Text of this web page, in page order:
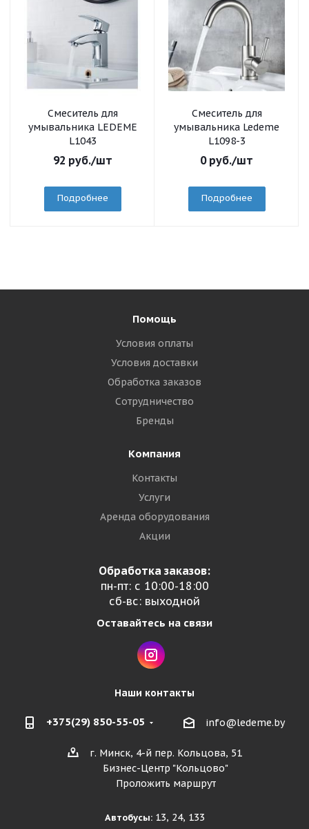
Смеситель для
умывальника LEDEME
L1043
92 руб./шт
Подробнее
Смеситель для
умывальника Ledeme
L1098-3
0руб./шт
Подробнее
Помощь
Условия оплаты
Условия доставки
Обработка заказов
Сотрудничество
Бренды
Компания
Контакты
Услуги
Аренда оборудования
Акции
Обработка заказов:
пн-пт: с 10:00-18:00
сб-вс: выходной
Оставайтесь на связи
Наши контакты
+375(29) 850-55-05 info@ledeme.by
г. Минск, 4-й пер. Кольцова, 51
Бизнес-Центр "Кольцово"
Проложить маршрут
Автобусы:13, 24, 133